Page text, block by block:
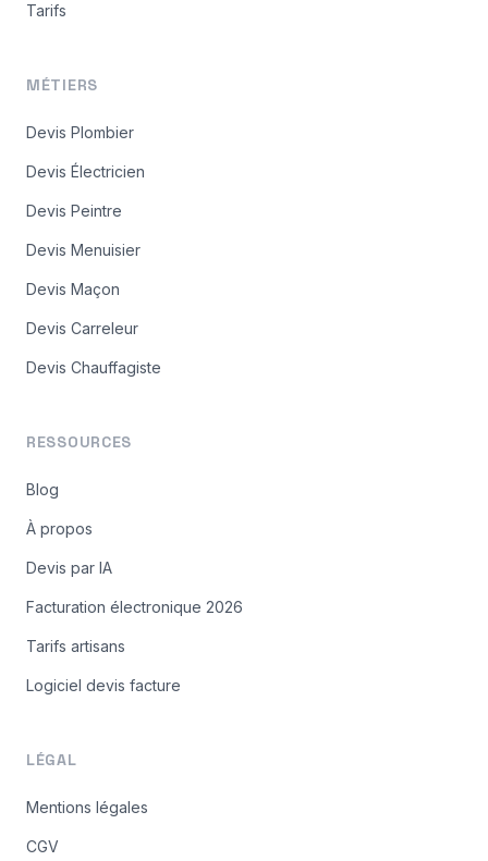
Tarifs
MÉTIERS
Devis Plombier
Devis Électricien
Devis Peintre
Devis Menuisier
Devis Maçon
Devis Carreleur
Devis Chauffagiste
RESSOURCES
Blog
À propos
Devis par IA
Facturation électronique 2026
Tarifs artisans
Logiciel devis facture
LÉGAL
Mentions légales
CGV